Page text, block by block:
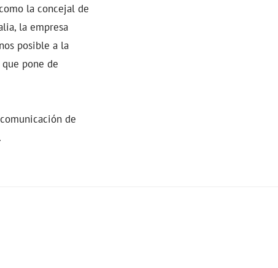
la concejal de
la empresa
posible a la
pone de
de